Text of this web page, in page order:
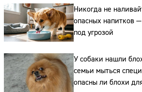
Никогда не
опасных напитков
под угрозой
У собаки нашли
семьи мыться
опасны ли блохи